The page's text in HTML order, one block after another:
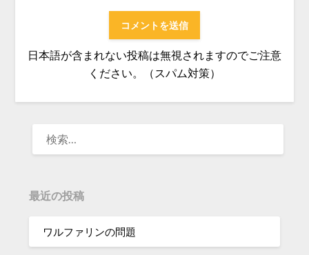
日本語が含まれない投稿は無視されますのでご注意
ください。（スパム対策）
最近の投稿
ワルファリンの問題